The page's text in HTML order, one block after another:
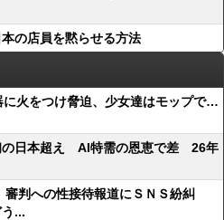
の店員を黙らせる方法
に火をつけ脅迫、少女達はモップで…
の日本超え AI特需の恩恵で差 26年
判への性接待報道にＳＮＳ紛糾
...